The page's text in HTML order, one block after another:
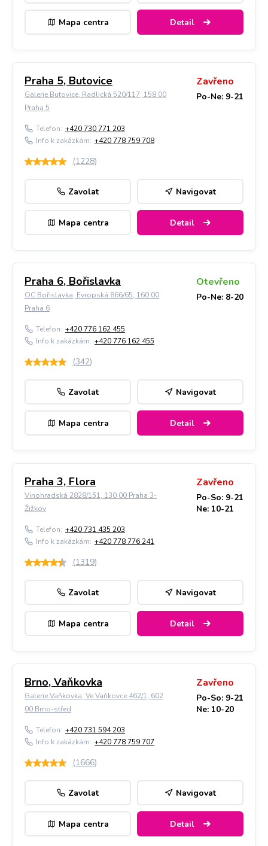
Mapa centra Detail
Praha 5, Butovice
Galerie Butovice, Radlická 520/117, 158 00
Praha 5
Zavřeno
Po-Ne: 9-21
Telefon: +420 730 771 203
Info k zakázkám: +420 778 759 708
(1228)
Zavolat Navigovat
Mapa centra Detail
Praha 6, Bořislavka
OC Bořislavka, Evropská 866/65, 160 00
Praha 6
Otevřeno
Po-Ne: 8-20
Telefon: +420 776 162 455
Info k zakázkám: +420 776 162 455
(342)
Zavolat Navigovat
Mapa centra Detail
Praha 3, Flora
Vinohradská 2828/151, 130 00 Praha 3-
Žižkov
Zavřeno
Po-So: 9-21
Ne: 10-21
Telefon: +420 731 435 203
Info k zakázkám: +420 778 776 241
(1319)
Zavolat Navigovat
Mapa centra Detail
Brno, Vaňkovka
Galerie Vaňkovka, Ve Vaňkovce 462/1, 602
00 Brno-střed
Zavřeno
Po-So: 9-21
Ne: 10-20
Telefon: +420 731 594 203
Info k zakázkám: +420 778 759 707
(1666)
Zavolat Navigovat
Mapa centra Detail